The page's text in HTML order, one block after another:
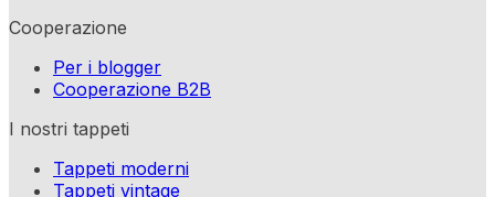
Cooperazione
Per i blogger
Cooperazione B2B
I nostri tappeti
Tappeti moderni
Tappeti vintage